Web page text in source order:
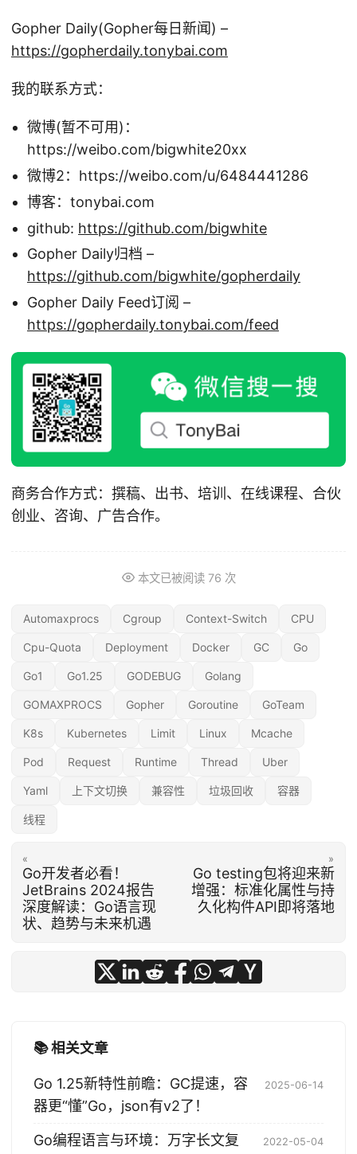
Gopher Daily(Gopher每日新闻) –
https://gopherdaily.tonybai.com
我的联系方式：
微博(暂不可用)：
https://weibo.com/bigwhite20xx
微博2：https://weibo.com/u/6484441286
博客：tonybai.com
github: https://github.com/bigwhite
Gopher Daily归档 –
https://github.com/bigwhite/gopherdaily
Gopher Daily Feed订阅 –
https://gopherdaily.tonybai.com/feed
商务合作方式：撰稿、出书、培训、在线课程、合伙
创业、咨询、广告合作。
本文已被阅读 76 次
Automaxprocs Cgroup Context-Switch CPU
Cpu-Quota Deployment Docker GC Go
Go1 Go1.25 GODEBUG Golang
GOMAXPROCS Gopher Goroutine GoTeam
K8s Kubernetes Limit Linux Mcache
Pod Request Runtime Thread Uber
Yaml 上下文切换 兼容性 垃圾回收 容器
线程
«
Go开发者必看！
JetBrains 2024报告
深度解读：Go语言现
状、趋势与未来机遇
»
Go testing包将迎来新
增强：标准化属性与持
久化构件API即将落地
📚 相关文章
Go 1.25新特性前瞻：GC提速，容
器更“懂”Go，json有v2了！
2025-06-14
Go编程语言与环境：万字长文复 2022-05-04